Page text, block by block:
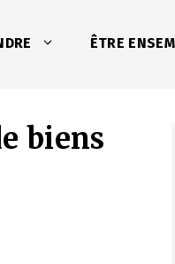
ÊTRE
biens